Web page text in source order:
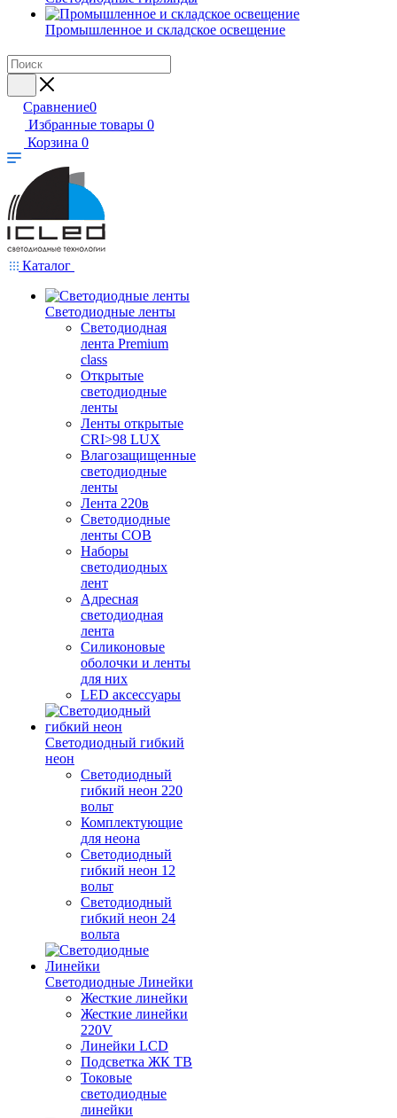
Промышленное и складское освещение
Сравнение0
Избранные товары 0
Корзина 0
Каталог
Светодиодные ленты
Светодиодная
лента Premium
class
Открытые
светодиодные
ленты
Ленты открытые
CRI>98 LUX
Влагозащищенные
светодиодные
ленты
Лента 220в
Светодиодные
ленты COB
Наборы
светодиодных
лент
Адресная
светодиодная
лента
Силиконовые
оболочки и ленты
для них
LED аксессуары
Светодиодный гибкий
неон
Светодиодный
гибкий неон 220
вольт
Комплектующие
для неона
Светодиодный
гибкий неон 12
вольт
Светодиодный
гибкий неон 24
вольта
Светодиодные Линейки
Жесткие линейки
Жесткие линейки
220V
Линейки LCD
Подсветка ЖК ТВ
Токовые
светодиодные
линейки